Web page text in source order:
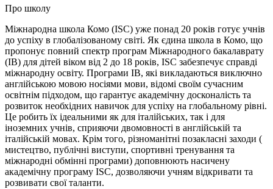
Про школу
Міжнародна школа Комо (ISC) уже понад 20 років готує учнів
до успіху в глобалізованому світі. Як єдина школа в Комо, що
пропонує повний спектр програм Міжнародного бакалаврату
(IB) для дітей віком від 2 до 18 років, ISC забезпечує справді
міжнародну освіту. Програми IB, які викладаються виключно
англійською мовою носіями мови, відомі своїм сучасним
освітнім підходом, що гарантує академічну досконалість та
розвиток необхідних навичок для успіху на глобальному рівні.
Це робить їх ідеальними як для італійських, так і для
іноземних учнів, сприяючи двомовності в англійській та
італійській мовах. Крім того, різноманітні позакласні заходи (
мистецтво, публічні виступи, спортивні тренування та
міжнародні обмінні програми) доповнюють насичену
академічну програму ISC, дозволяючи учням відкривати та
розвивати свої таланти.